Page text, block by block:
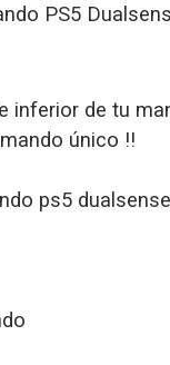
PS5
inferior de tu
único !!
ps5 dualsense